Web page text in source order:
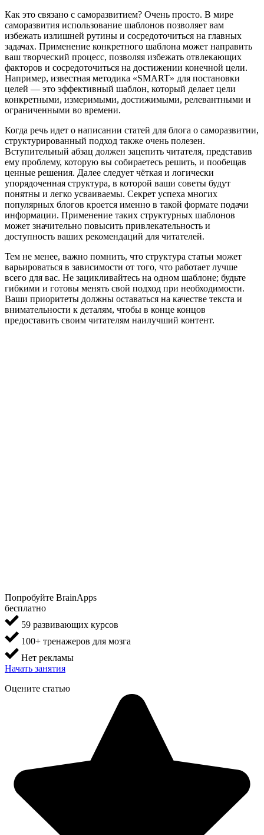
Как это связано с саморазвитием? Очень просто. В мире
саморазвития использование шаблонов позволяет вам
избежать излишней рутины и сосредоточиться на главных
задачах. Применение конкретного шаблона может направить
ваш творческий процесс, позволяя избежать отвлекающих
факторов и сосредоточиться на достижении конечной цели.
Например, известная методика «SMART» для постановки
целей — это эффективный шаблон, который делает цели
конкретными, измеримыми, достижимыми, релевантными и
ограниченными во времени.
Когда речь идет о написании статей для блога о саморазвитии,
структурированный подход также очень полезен.
Вступительный абзац должен зацепить читателя, представив
ему проблему, которую вы собираетесь решить, и пообещав
ценные решения. Далее следует чёткая и логически
упорядоченная структура, в которой ваши советы будут
понятны и легко усваиваемы. Секрет успеха многих
популярных блогов кроется именно в такой формате подачи
информации. Применение таких структурных шаблонов
может значительно повысить привлекательность и
доступность ваших рекомендаций для читателей.
Тем не менее, важно помнить, что структура статьи может
варьироваться в зависимости от того, что работает лучше
всего для вас. Не зацикливайтесь на одном шаблоне; будьте
гибкими и готовы менять свой подход при необходимости.
Ваши приоритеты должны оставаться на качестве текста и
внимательности к деталям, чтобы в конце концов
предоставить своим читателям наилучший контент.
Попробуйте BrainApps
бесплатно
59 развивающих курсов
100+ тренажеров для мозга
Нет рекламы
Начать занятия
Оцените статью